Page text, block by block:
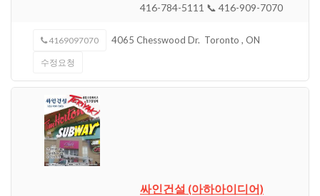
416-784-5111 📞 416-909-7070
4169097070 4065 Chesswood Dr. Toronto , ON
수정요청
싸인건설 (아하아이디어)